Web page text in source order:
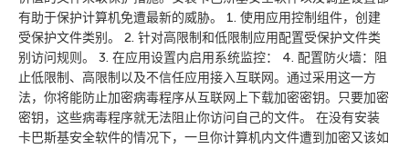
有助于保护计算机免遭最新的威胁。 1. 使用应用控制组件，创建
受保护文件类别。 2. 针对高限制和低限制应用配置受保护文件类
别访问规则。 3. 在应用设置内启用系统监控： 4. 配置防火墙：阻
止低限制、高限制以及不信任应用接入互联网。通过采用这一方
法，你将能防止加密病毒程序从互联网上下载加密密钥。只要加密
密钥，这些病毒程序就无法阻止你访问自己的文件。 在没有安装
卡巴斯基安全软件的情况下，一旦你计算机内文件遭到加密又该如